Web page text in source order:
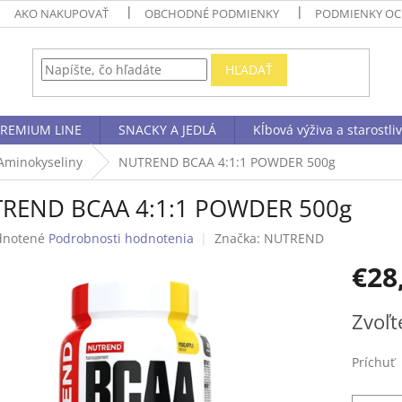
AKO NAKUPOVAŤ OBCHODNÉ PODMIENKY PODMIENKY
HĽADAŤ
LINE SNACKY A JEDLÁ Kĺbová výživa a
NUTREND BCAA 4:1:1 POWDER 500g
BCAA 4:1:1 POWDER 500g
Podrobnosti hodnotenia Značka: NUTREND
cena:
Príchuť